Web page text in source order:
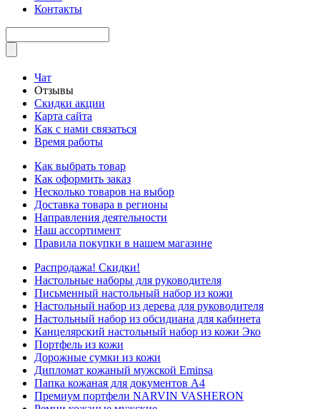
Контакты
Чат
Отзывы
Скидки акции
Карта сайта
Как с нами связаться
Время работы
Как выбрать товар
Как оформить заказ
Несколько товаров на выбор
Доставка товара в регионы
Направления деятельности
Наш ассортимент
Правила покупки в нашем магазине
Распродажа! Скидки!
Настольные наборы для руководителя
Письменный настольный набор из кожи
Настольный набор из дерева для руководителя
Настольный набор из обсидиана для кабинета
Канцелярский настольный набор из кожи Эко
Портфель из кожи
Дорожные сумки из кожи
Дипломат кожаный мужской Eminsa
Папка кожаная для документов А4
Премиум портфели NARVIN VASHERON